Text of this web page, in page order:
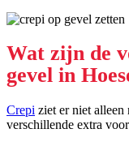
Wat zijn de
gevel in
Crepi ziet er niet
verschillende extra